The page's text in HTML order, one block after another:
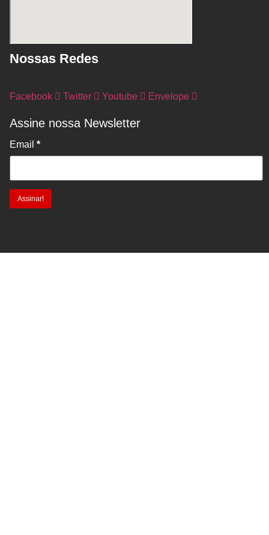
Nossas Redes
Facebook Twitter Youtube Envelope
Assine nossa Newsletter
Email *